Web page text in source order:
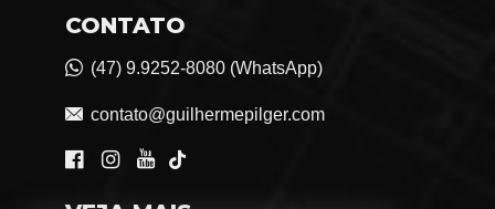
CONTATO
(47) 9.9252-8080 (WhatsApp)
contato@guilhermepilger.com